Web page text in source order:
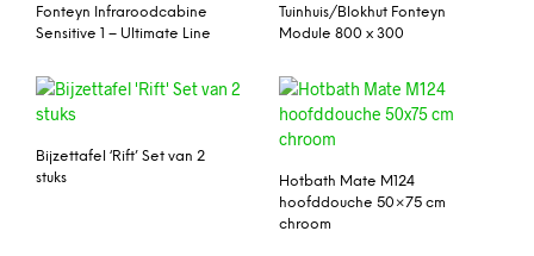
Fonteyn Infraroodcabine
Sensitive 1 – Ultimate Line
Tuinhuis/Blokhut Fonteyn
Module 800 x 300
Bijzettafel ‘Rift’ Set van 2
stuks
Hotbath Mate M124
hoofddouche 50×75 cm
chroom